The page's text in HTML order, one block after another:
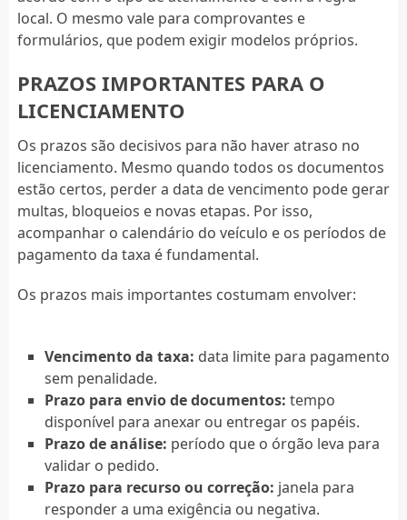
local. O mesmo vale para comprovantes e
formulários, que podem exigir modelos próprios.
PRAZOS IMPORTANTES PARA O
LICENCIAMENTO
Os prazos são decisivos para não haver atraso no
licenciamento. Mesmo quando todos os documentos
estão certos, perder a data de vencimento pode gerar
multas, bloqueios e novas etapas. Por isso,
acompanhar o calendário do veículo e os períodos de
pagamento da taxa é fundamental.
Os prazos mais importantes costumam envolver:
Vencimento da taxa: data limite para pagamento
sem penalidade.
Prazo para envio de documentos: tempo
disponível para anexar ou entregar os papéis.
Prazo de análise: período que o órgão leva para
validar o pedido.
Prazo para recurso ou correção: janela para
responder a uma exigência ou negativa.